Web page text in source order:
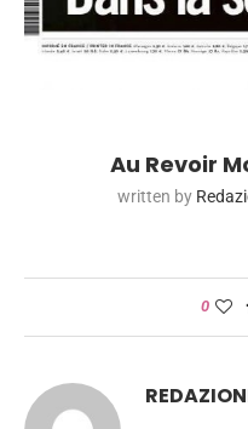
Au Revoir
written by
0